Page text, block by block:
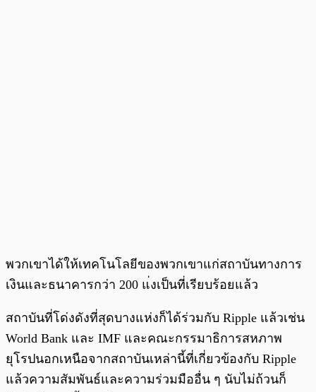
พวกเขาได้ให้เทคโนโลยีของพวกเขาแก่สถาบันทางการ
เงินและธนาคารกว่า 200 แ่งเป็นที่เรียบร้อยแล้ว
สถาบันที่โด่งดังที่สุดบางแห่งก็ได้ร่วมกับ Ripple แล้วเช่น
World Bank และ IMF และคณะกรรมาธิการสหภาพ
ยุโรปนอกเหนือจากสถาบันเหล่านี้ที่เกี่ยวข้องกับ Ripple
แล้วความสัมพันธ์และความร่วมมืออื่น ๆ นับไม่ถ้วนก็